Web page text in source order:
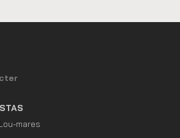
mares